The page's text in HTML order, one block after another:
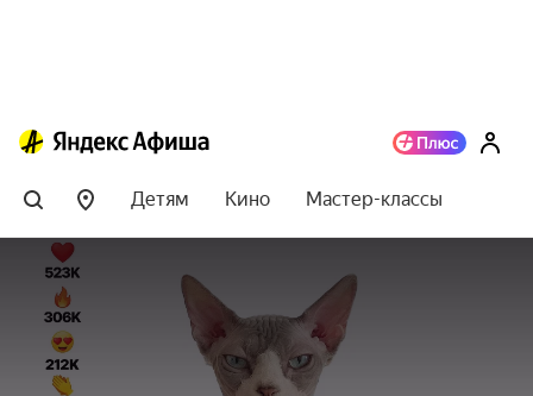
Детям Кино Мастер-классы